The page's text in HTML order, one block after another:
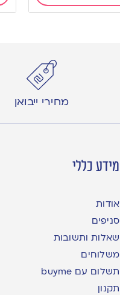
מחירי ייבואן
מידע כללי
אודות
סניפים
שאלות ותשובות
משלוחים
תשלום עם buyme
תקנון